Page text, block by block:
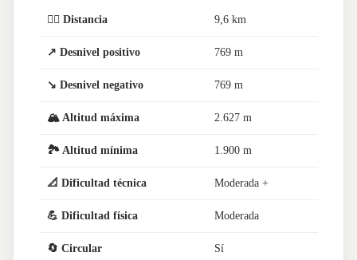
🏃‍♂️ Distancia 9,6 km
↗️ Desnivel positivo 769 m
↘️ Desnivel negativo 769 m
🏔️ Altitud máxima 2.627 m
🏞️ Altitud mínima 1.900 m
📐 Dificultad técnica Moderada +
💪 Dificultad física Moderada
🔄 Circular Sí